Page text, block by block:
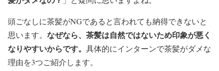
頭ごなしに茶髪がNGであると言われても納得できないと
思います。 なぜなら、茶髪は自然ではないため印象が悪く
なりやすいからです。 具体的にインターンで茶髪がダメな
理由を3つご紹介します。